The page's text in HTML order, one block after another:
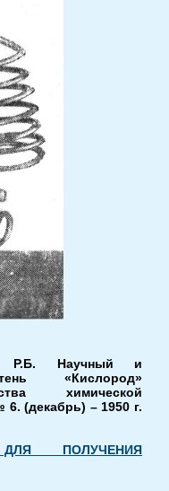
Р.Б. Научный и
«Кислород»
химической
(декабрь) – 1950 г.
ПОЛУЧЕНИЯ